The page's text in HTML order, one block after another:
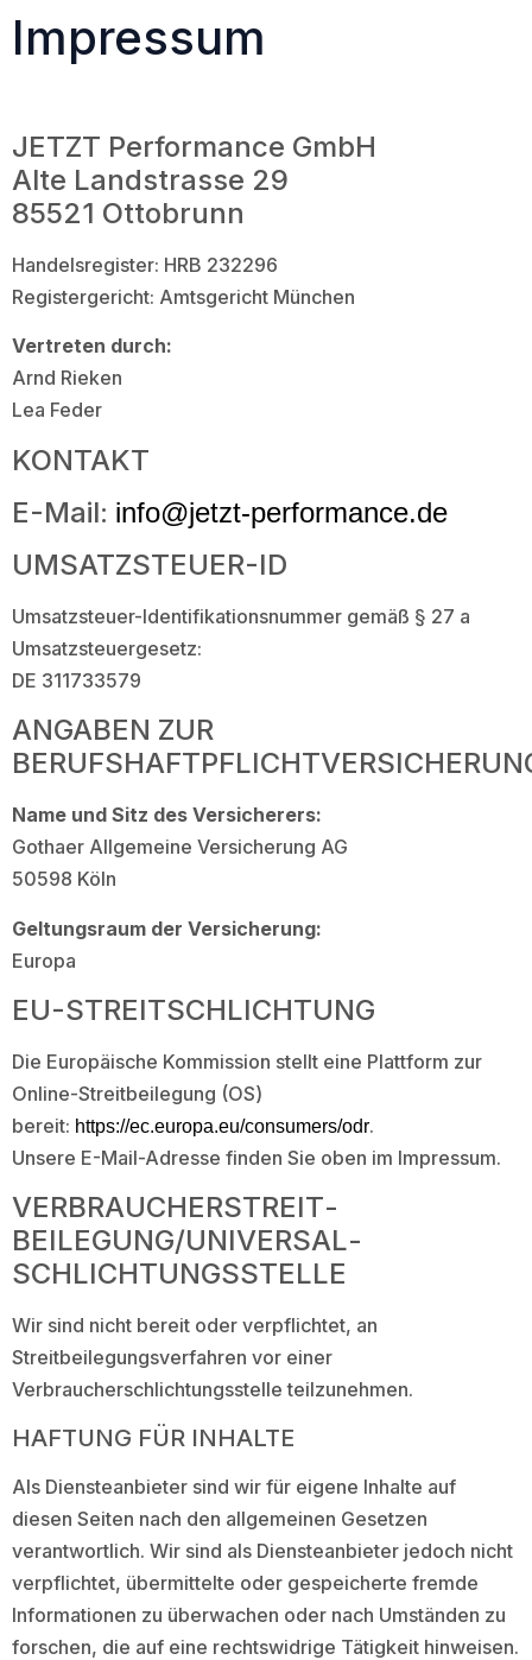
Impressum
JETZT Performance GmbH
Alte Landstrasse 29
85521 Ottobrunn
Handelsregister: HRB 232296
Registergericht: Amtsgericht München
Vertreten durch:
Arnd Rieken
Lea Feder
KONTAKT
E-Mail: info@jetzt-performance.de
UMSATZSTEUER-ID
Umsatzsteuer-Identifikationsnummer gemäß § 27 a
Umsatzsteuergesetz:
DE 311733579
ANGABEN ZUR
Name und Sitz des Versicherers:
Gothaer Allgemeine Versicherung AG
50598 Köln
Geltungsraum der Versicherung:
Europa
EU-STREITSCHLICHTUNG
Die Europäische Kommission stellt eine Plattform zur
Online-Streitbeilegung (OS)
bereit: https://ec.europa.eu/consumers/odr.
Unsere E-Mail-Adresse finden Sie oben im Impressum.
VERBRAUCHER­STREIT­
BEILEGUNG/UNIVERSAL­
SCHLICHTUNGS­STELLE
Wir sind nicht bereit oder verpflichtet, an
Streitbeilegungsverfahren vor einer
Verbraucherschlichtungsstelle teilzunehmen.
HAFTUNG FÜR INHALTE
Als Diensteanbieter sind wir für eigene Inhalte auf
diesen Seiten nach den allgemeinen Gesetzen
verantwortlich. Wir sind als Diensteanbieter jedoch nicht
verpflichtet, übermittelte oder gespeicherte fremde
Informationen zu überwachen oder nach Umständen zu
forschen, die auf eine rechtswidrige Tätigkeit hinweisen.